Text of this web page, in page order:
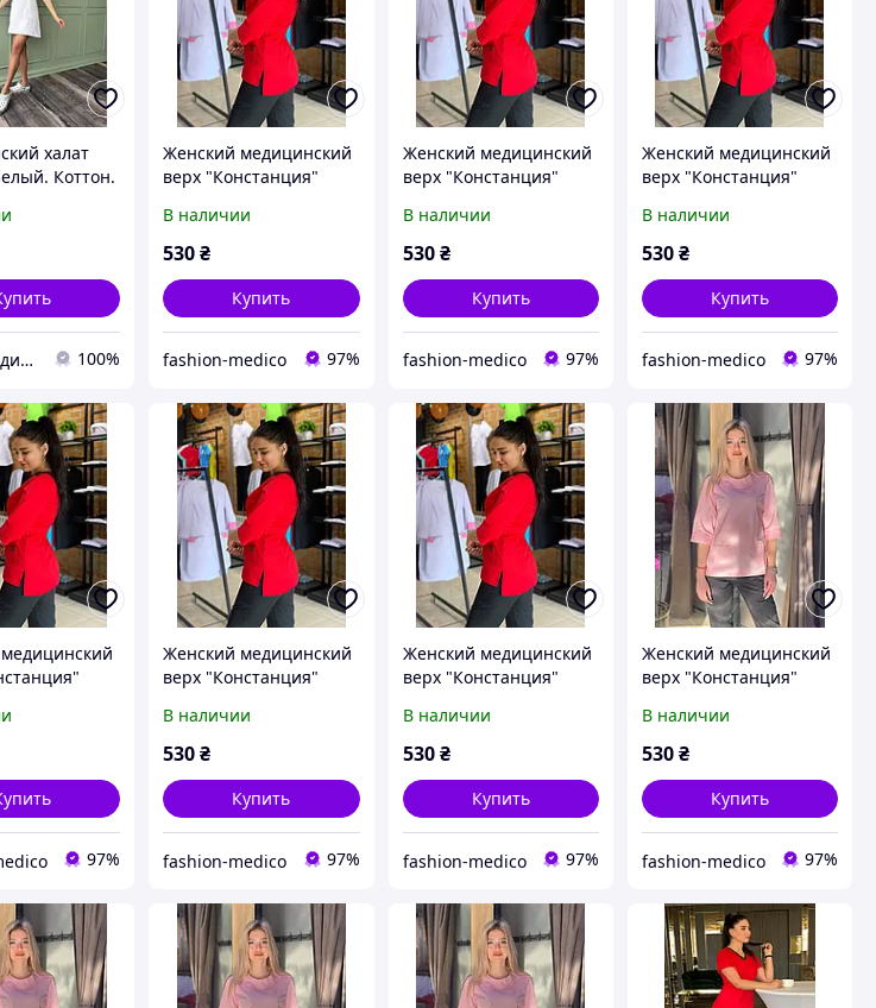
халат
Коттон.
SATAL Медицинская одежда 100%
Женский медицинский
верх "Констанция"
В наличии
530₴
Купить
fashion-medico 97%
Женский медицинский
верх "Констанция"
В наличии
530 ₴
Купить
fashion-medico 97%
Женский медицинский
верх "Констанция"
В наличии
530₴
Купить
fashion-medico 97%
97%
Женский медицинский
верх "Констанция"
В наличии
530₴
Купить
fashion-medico 97%
Женский медицинский
верх "Констанция"
В наличии
530 ₴
Купить
fashion-medico 97%
Женский медицинский
верх "Констанция"
В наличии
530₴
Купить
fashion-medico 97%